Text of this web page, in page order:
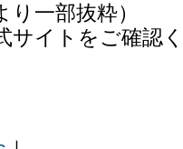
り一部抜粋）
サイトをご確認